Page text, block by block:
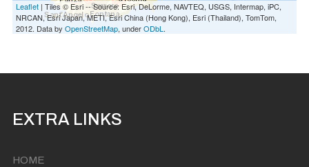
Leaflet | Tiles © Esri -- Source: Esri, DeLorme, NAVTEQ, USGS, Intermap, iPC,
NRCAN, Esri Japan, METI, Esri China (Hong Kong), Esri (Thailand), TomTom,
2012. Data by OpenStreetMap, underODbL .
EXTRA LINKS
HOME